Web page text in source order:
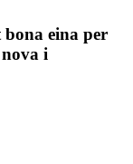
eina per
i